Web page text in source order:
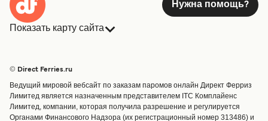
Нужна помощь?
Показать карту сайта
Страны
Обслуживание клиентов
Операторы
Маршруты и порты
Грузоперевозки
© Direct Ferries.ru
Ведущий мировой вебсайт по заказам паромов онлайн Директ Ферриз
Лимитед является назначенным представителем ITC Комплайенс
Лимитед, компании, которая получила разрешение и регулируется
Органами Финансового Надзора (их регистрационный номер 313486) и